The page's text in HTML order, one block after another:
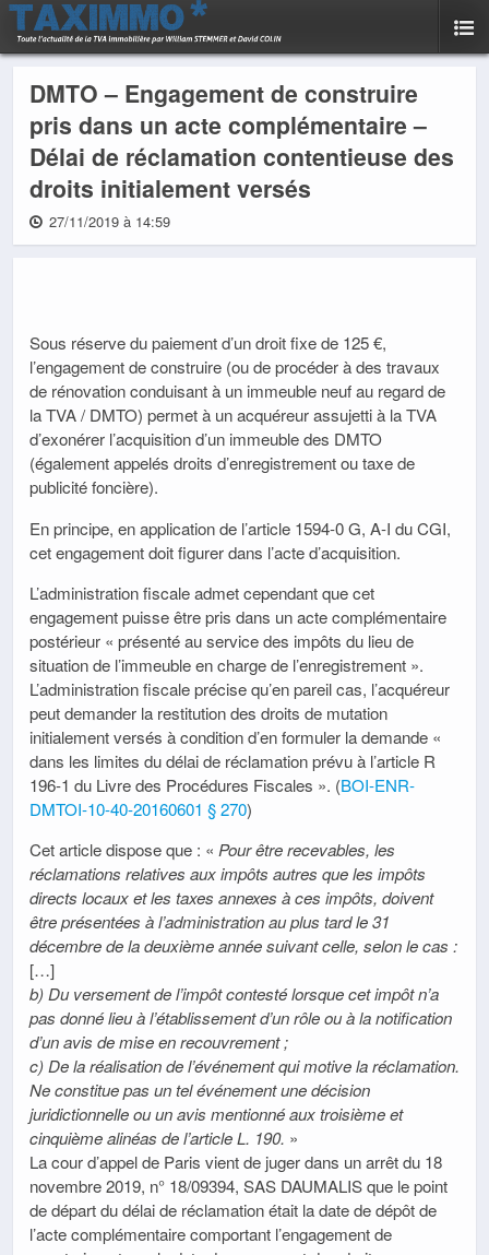
DMTO – Engagement de construire
pris dans un acte complémentaire –
Délai de réclamation contentieuse des
droits initialement versés
27/11/2019 à 14:59
Sous réserve du paiement d’un droit fixe de 125 €,
l’engagement de construire (ou de procéder à des travaux
de rénovation conduisant à un immeuble neuf au regard de
la TVA / DMTO) permet à un acquéreur assujetti à la TVA
d’exonérer l’acquisition d’un immeuble des DMTO
(également appelés droits d’enregistrement ou taxe de
publicité foncière).
En principe, en application de l’article 1594-0 G, A-I du CGI,
cet engagement doit figurer dans l’acte d’acquisition.
L’administration fiscale admet cependant que cet
engagement puisse être pris dans un acte complémentaire
postérieur « présenté au service des impôts du lieu de
situation de l’immeuble en charge de l’enregistrement ».
L’administration fiscale précise qu’en pareil cas, l’acquéreur
peut demander la restitution des droits de mutation
initialement versés à condition d’en formuler la demande «
dans les limites du délai de réclamation prévu à l’article R
196-1 du Livre des Procédures Fiscales ». (BOI-ENR-
DMTOI-10-40-20160601 § 270)
Cet article dispose que : « Pour être recevables, les
réclamations relatives aux impôts autres que les impôts
directs locaux et les taxes annexes à ces impôts, doivent
être présentées à l’administration au plus tard le 31
décembre de la deuxième année suivant celle, selon le cas :
[…]
b) Du versement de l’impôt contesté lorsque cet impôt n’a
pas donné lieu à l’établissement d’un rôle ou à la notification
d’un avis de mise en recouvrement ;
c) De la réalisation de l’événement qui motive la réclamation.
Ne constitue pas un tel événement une décision
juridictionnelle ou un avis mentionné aux troisième et
cinquième alinéas de l’article L. 190. »
La cour d’appel de Paris vient de juger dans un arrêt du 18
novembre 2019, n° 18/09394, SAS DAUMALIS que le point
de départ du délai de réclamation était la date de dépôt de
l’acte complémentaire comportant l’engagement de